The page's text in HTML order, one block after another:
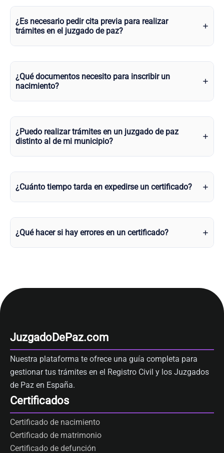
¿Es necesario pedir cita previa para realizar
trámites en el juzgado de paz?
¿Qué documentos necesito para inscribir un
nacimiento?
¿Puedo realizar trámites en un juzgado de paz
distinto al de mi municipio?
¿Cuánto tiempo tarda en expedirse un certificado?
¿Qué hacer si hay errores en un certificado?
JuzgadoDePaz.com
Nuestra plataforma te ofrece una guía completa para
gestionar tus trámites en el Registro Civil y los Juzgados
de Paz en España.
Certificados
Certificado de nacimiento
Certificado de matrimonio
Certificado de defunción